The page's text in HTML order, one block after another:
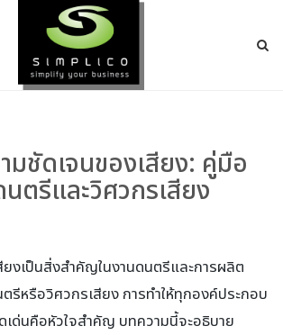
มชัดเจนของเสียง: คู่มือ
ตรีและวิศวกรเสียง
ยงเป็นสิ่งสำคัญในงานดนตรีและการผลิต
รีหรือวิศวกรเสียง การทำให้ทุกองค์ประกอบ
เด่นคือหัวใจสำคัญ บทความนี้จะอธิบาย